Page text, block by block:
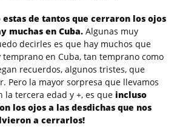
estas de tantos que cerraron los ojos
muchas en Cuba. Algunas muy
decirles es que hay muchos que
en Cuba, tan temprano como
recuerdos, algunos tristes, que
Pero la mayor sorpresa que llevamos
la tercera edad y +, es que incluso
los ojos a las desdichas que nos
a cerrarlos!